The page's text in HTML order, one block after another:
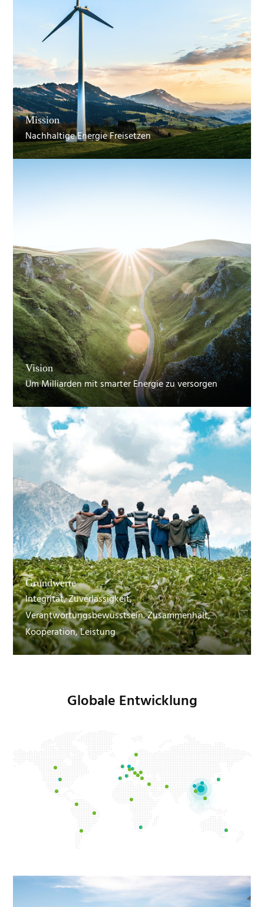
Mission
Nachhaltige Energie Freisetzen
Vision
Um Milliarden mit smarter Energie zu versorgen
Grundwerte
Integrität, Zuverlässigkeit,
Verantwortungsbewusstsein. Zusammenhalt,
Kooperation, Leistung
Globale Entwicklung